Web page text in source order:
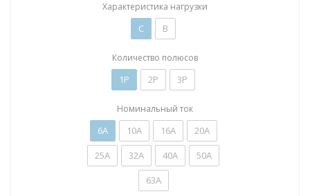
Характеристика нагрузки
C B
Количество полюсов
1P 2P 3P
Номинальный ток
6А 10А 16А
20А
25А
32А 40А
50А
63А